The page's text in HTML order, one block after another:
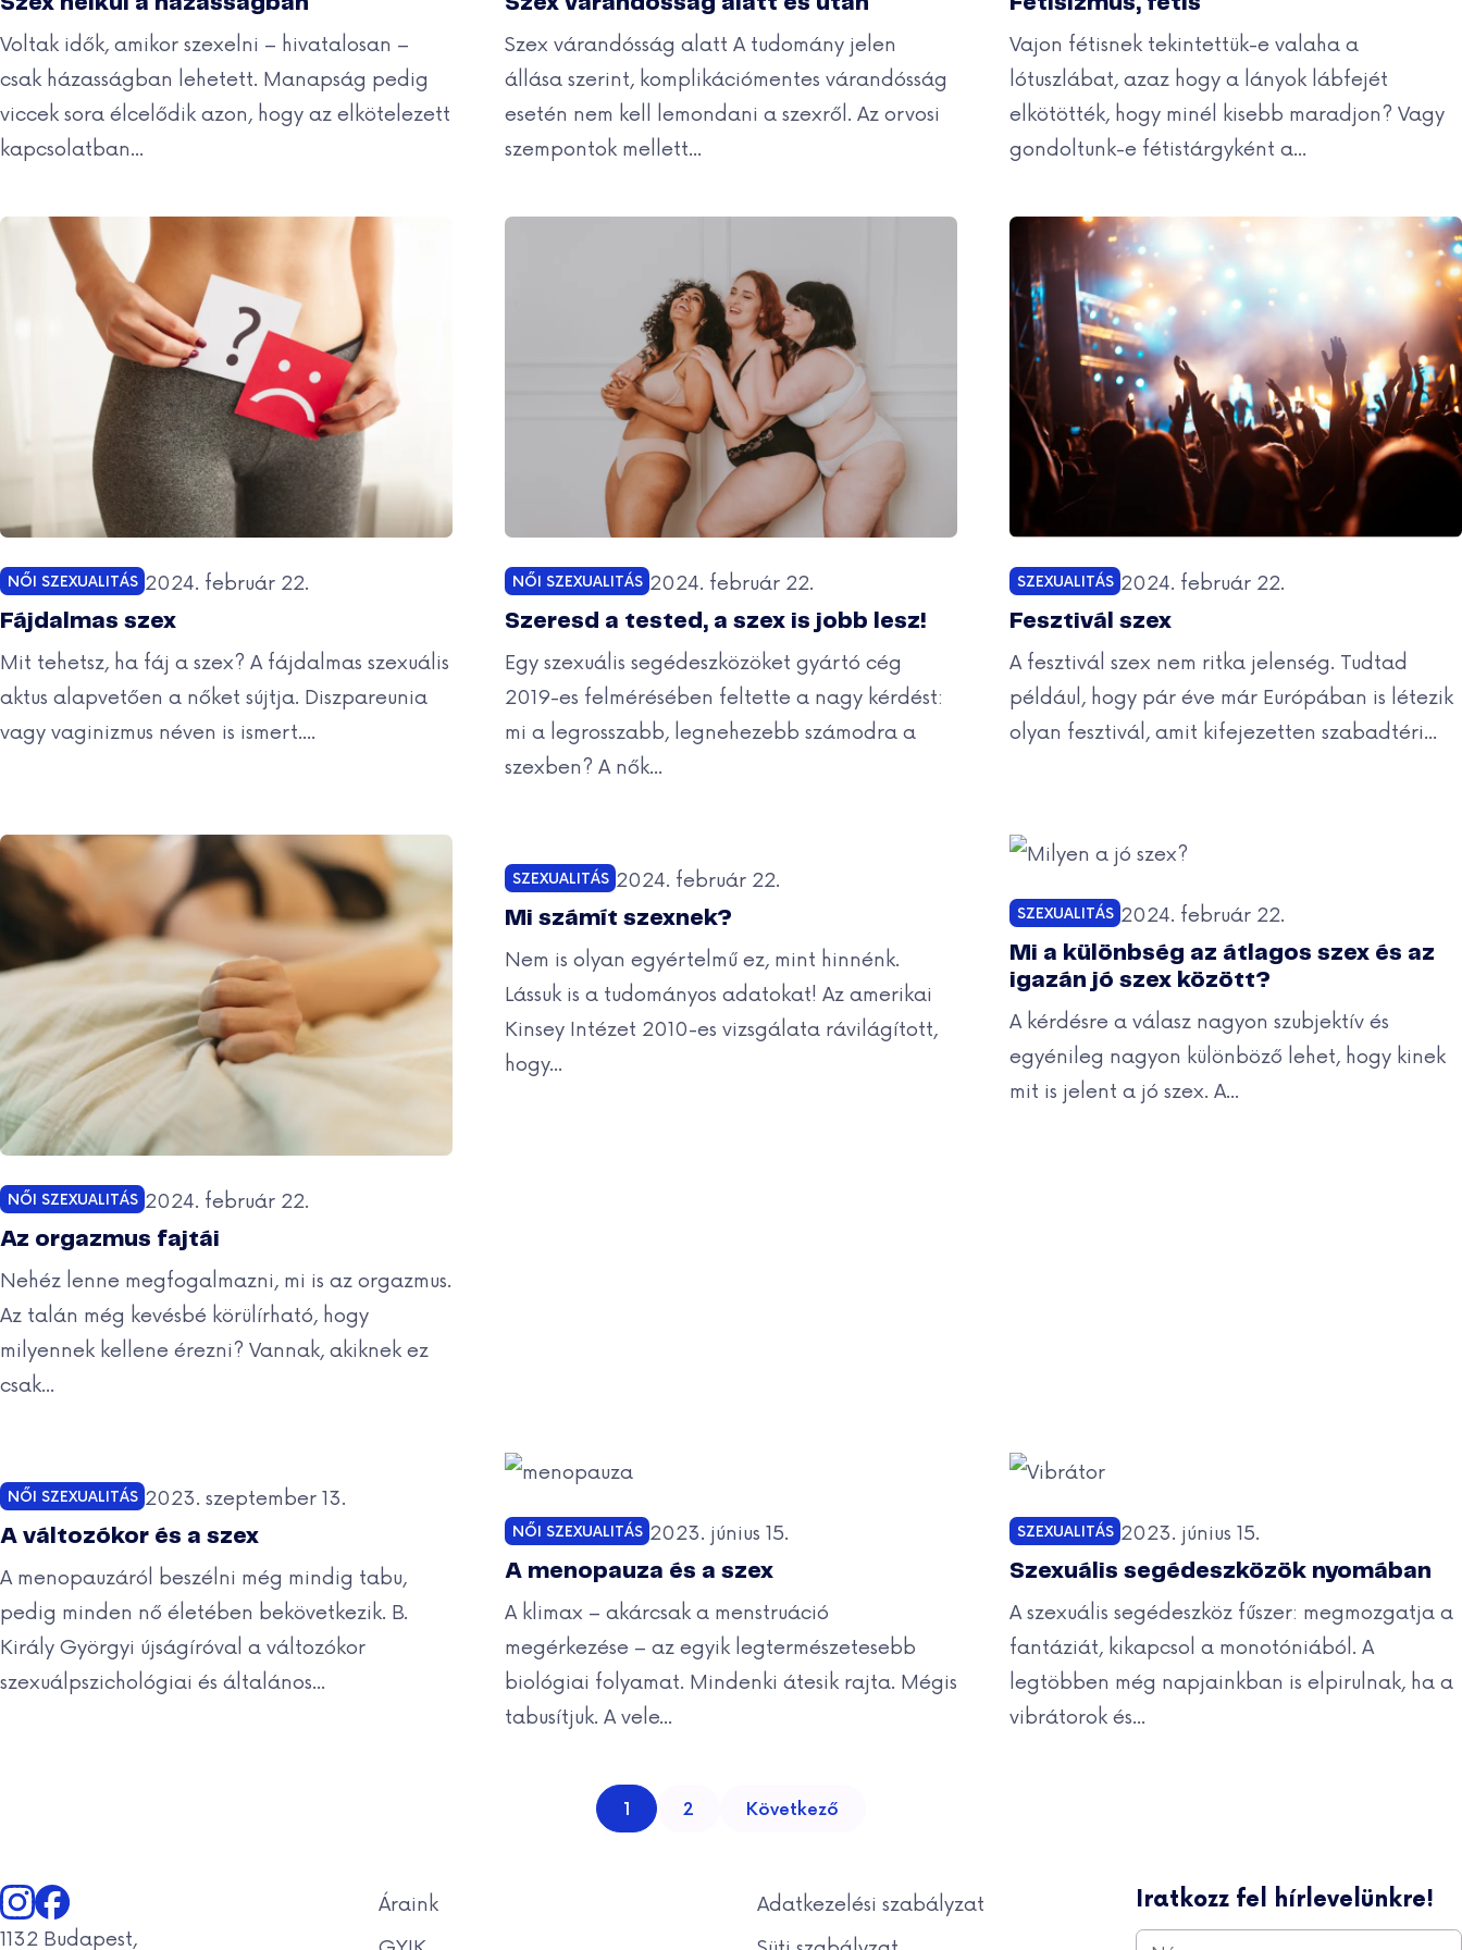
Voltak idők, amikor szexelni – hivatalosan –
csak házasságban lehetett. Manapság pedig
viccek sora élcelődik azon, hogy az elkötelezett
kapcsolatban...
Szex várandósság alatt A tudomány jelen
állása szerint, komplikációmentes várandósság
esetén nem kell lemondani a szexről. Az orvosi
szempontok mellett...
Vajon fétisnek tekintettük-e valaha a
lótuszlábat, azaz hogy a lányok lábfejét
elkötötték, hogy minél kisebb maradjon? Vagy
gondoltunk-e fétistárgyként a...
Kategóriák:
NŐI SZEXUALITÁS Közzétéve:
2024. február 22.
Fájdalmas szex
Mit tehetsz, ha fáj a szex? A fájdalmas szexuális
aktus alapvetően a nőket sújtja. Diszpareunia
vagy vaginizmus néven is ismert....
Kategóriák:
NŐI SZEXUALITÁS Közzétéve:
2024. február 22.
Szeresd a tested, a szex is jobb lesz!
Egy szexuális segédeszközöket gyártó cég
2019-es felmérésében feltette a nagy kérdést:
mi a legrosszabb, legnehezebb számodra a
szexben? A nők...
Kategóriák:
SZEXUALITÁS Közzétéve:
2024. február 22.
Fesztivál szex
A fesztivál szex nem ritka jelenség. Tudtad
például, hogy pár éve már Európában is létezik
olyan fesztivál, amit kifejezetten szabadtéri...
Kategóriák:
NŐI SZEXUALITÁS Közzétéve:
2024. február 22.
Az orgazmus fajtái
Nehéz lenne megfogalmazni, mi is az orgazmus.
Az talán még kevésbé körülírható, hogy
milyennek kellene érezni? Vannak, akiknek ez
csak...
Kategóriák:
SZEXUALITÁS Közzétéve:
2024. február 22.
Mi számít szexnek?
Nem is olyan egyértelmű ez, mint hinnénk.
Lássuk is a tudományos adatokat! Az amerikai
Kinsey Intézet 2010-es vizsgálata rávilágított,
hogy...
Kategóriák:
SZEXUALITÁS Közzétéve:
2024. február 22.
Mi a különbség az átlagos szex és az
igazán jó szex között?
A kérdésre a válasz nagyon szubjektív és
egyénileg nagyon különböző lehet, hogy kinek
mit is jelent a jó szex. A...
Kategóriák:
NŐI SZEXUALITÁS Közzétéve:
2023. szeptember 13.
A változókor és a szex
A menopauzáról beszélni még mindig tabu,
pedig minden nő életében bekövetkezik. B.
Király Györgyi újságíróval a változókor
szexuálpszichológiai és általános...
Kategóriák:
NŐI SZEXUALITÁS Közzétéve:
2023. június 15.
A menopauza és a szex
A klimax – akárcsak a menstruáció
megérkezése – az egyik legtermészetesebb
biológiai folyamat. Mindenki átesik rajta. Mégis
tabusítjuk. A vele...
Kategóriák:
SZEXUALITÁS Közzétéve:
2023. június 15.
Szexuális segédeszközök nyomában
A szexuális segédeszköz fűszer: megmozgatja a
fantáziát, kikapcsol a monotóniából. A
legtöbben még napjainkban is elpirulnak, ha a
vibrátorok és...
Bejegyzések lapozása
1 2 Következő
1132 Budapest,
Áraink
Adatkezelési szabályzat
Iratkozz fel hírlevelünkre!
Név